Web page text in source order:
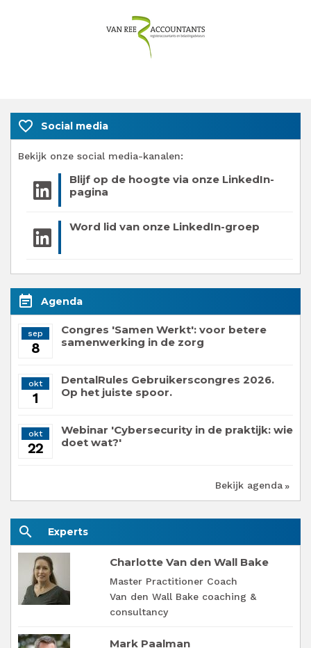
favorite_border Social media
Bekijk onze social media-kanalen:
Blijf op de hoogte via onze LinkedIn-
pagina
Word lid van onze LinkedIn-groep
event_note Agenda
sep
8
Congres 'Samen Werkt': voor betere
samenwerking in de zorg
okt
1
DentalRules Gebruikerscongres 2026.
Op het juiste spoor.
okt
22
Webinar 'Cybersecurity in de praktijk: wie
doet wat?'
Bekijk agenda
search Experts
Charlotte Van den Wall Bake
Master Practitioner Coach
Van den Wall Bake coaching &
consultancy
Mark Paalman